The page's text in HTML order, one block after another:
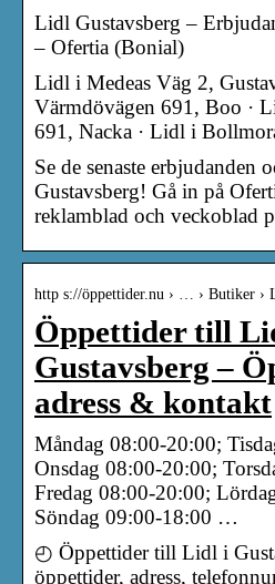
Lidl Gustavsberg –
– Ofertia (Bonial)
Lidl i Medeas Väg 2,
Värmdövägen 691, Boo ·
691, Nacka · Lidl i
Se de senaste erbjudanden
Gustavsberg! Gå in på
reklamblad och veckoblad
http s://öppettider.nu › … › Butiker ›
Öppettider till
Gustavsberg –
adress & kontakt
Måndag 08:00-20:00;
Onsdag 08:00-20:00;
Fredag 08:00-20:00;
Söndag 09:00-18:00 …
◴ Öppettider till Lidl i
öppettider, adress,